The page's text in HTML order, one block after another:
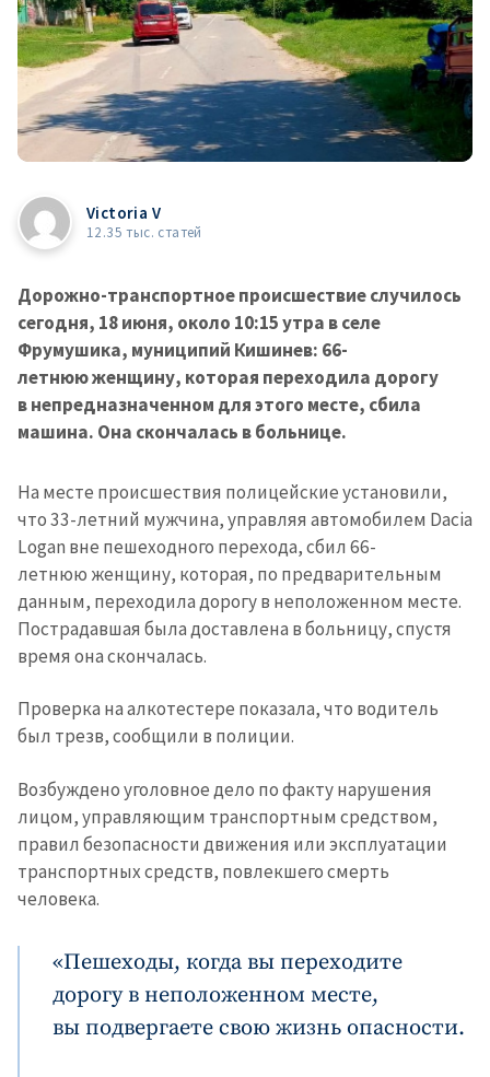
Victoria V
12.35 тыс. статей
Дорожно-транспортное происшествие случилось
сегодня, 18 июня, около 10:15 утра в селе
Фрумушика, муниципий Кишинев: 66-
летнюю женщину, которая переходила дорогу
в непредназначенном для этого месте, сбила
машина. Она скончалась в больнице.
На месте происшествия полицейские установили,
что 33-летний мужчина, управляя автомобилем Dacia
Logan вне пешеходного перехода, сбил 66-
летнюю женщину, которая, по предварительным
данным, переходила дорогу в неположенном месте.
Пострадавшая была доставлена в больницу, спустя
время она скончалась.
Проверка на алкотестере показала, что водитель
был трезв, сообщили в полиции.
Возбуждено уголовное дело по факту нарушения
лицом, управляющим транспортным средством,
правил безопасности движения или эксплуатации
транспортных средств, повлекшего смерть
человека.
«Пешеходы, когда вы переходите
дорогу в неположенном месте,
вы подвергаете свою жизнь опасности.